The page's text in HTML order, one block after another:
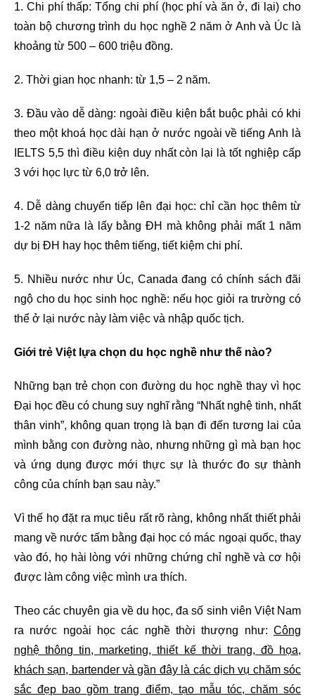
1. Chi phí thấp: Tổng chi phí (học phí và ăn ở, đi lại) cho
toàn bộ chương trình du học nghề 2 năm ở Anh và Úc là
khoảng từ 500 – 600 triệu đồng.
2. Thời gian học nhanh: từ 1,5 – 2 năm.
3. Đầu vào dễ dàng: ngoài điều kiện bắt buộc phải có khi
theo một khoá học dài hạn ở nước ngoài về tiếng Anh là
IELTS 5,5 thì điều kiện duy nhất còn lại là tốt nghiệp cấp
3 với học lực từ 6,0 trở lên.
4. Dễ dàng chuyển tiếp lên đại học: chỉ cần học thêm từ
1-2 năm nữa là lấy bằng ĐH mà không phải mất 1 năm
dự bị ĐH hay học thêm tiếng, tiết kiệm chi phí.
5. Nhiều nước như Úc, Canada đang có chính sách đãi
ngộ cho du học sinh học nghề: nếu học giỏi ra trường có
thể ở lại nước này làm việc và nhập quốc tịch.
Giới trẻ Việt lựa chọn du học nghề như thế nào?
Những bạn trẻ chọn con đường du học nghề thay vì học
Đại học đều có chung suy nghĩ rằng “Nhất nghệ tinh, nhất
thân vinh”, không quan trọng là bạn đi đến tương lai của
mình bằng con đường nào, nhưng những gì mà bạn học
và ứng dụng được mới thực sự là thước đo sự thành
công của chính bạn sau này.”
Vì thế họ đặt ra mục tiêu rất rõ ràng, không nhất thiết phải
mang về nước tấm bằng đại học có mác ngoại quốc, thay
vào đó, họ hài lòng với những chứng chỉ nghề và cơ hội
được làm công việc mình ưa thích.
Theo các chuyên gia về du học, đa số sinh viên Việt Nam
ra nước ngoài học các nghề thời thượng như: Công
nghệ thông tin, marketing, thiết kế thời trang, đồ họa,
khách sạn, bartender và gần đây là các dịch vụ chăm sóc
sắc đẹp bao gồm trang điểm, tạo mẫu tóc, chăm sóc